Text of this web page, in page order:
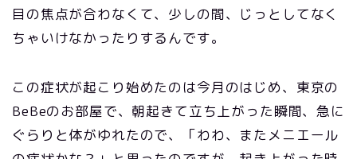
目の焦点が合わなくて、少しの間、じっとしてなく
ちゃいけなかったりするんです。
この症状が起こり始めたのは今月のはじめ、東京の
BeBeのお部屋で、朝起きて立ち上がった瞬間、急に
ぐらりと体がゆれたので、「わわ、またメニエール